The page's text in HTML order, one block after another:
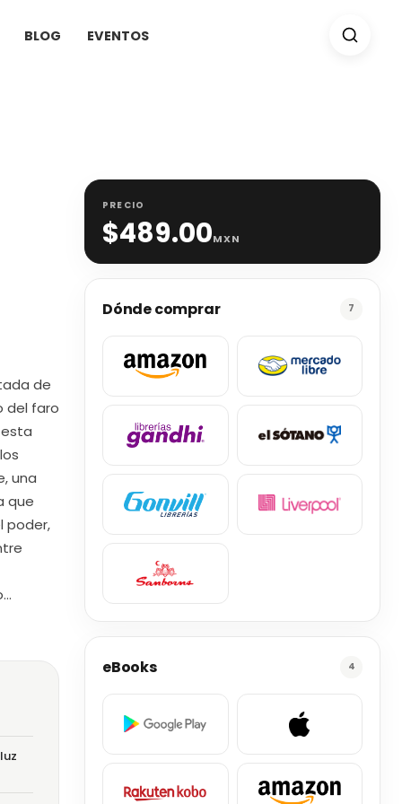
BLOG EVENTOS
de
del faro
una
que
poder,
PRECIO
$489.00MXN
Dónde comprar 7
eBooks 4